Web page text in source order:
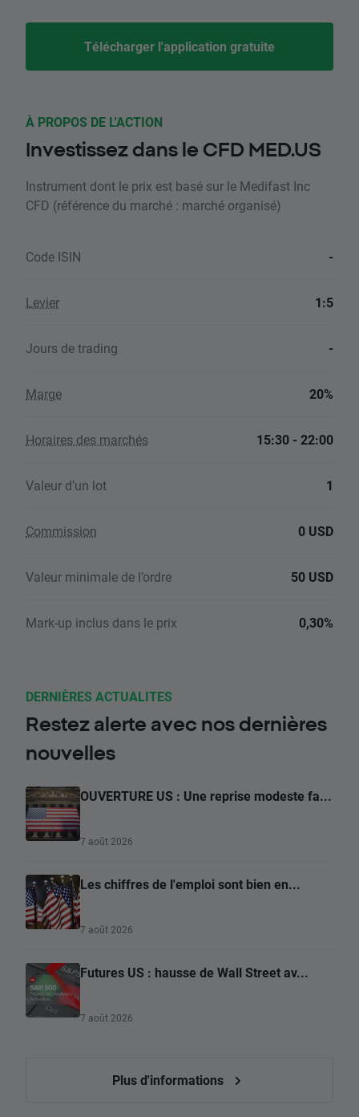
Télécharger l'application gratuite
À PROPOS DE L'ACTION
Investissez dans le CFD MED.US
Instrument dont le prix est basé sur le Medifast Inc
CFD (référence du marché : marché organisé)
Code ISIN -
Levier 1:5
Jours de trading -
Marge 20%
Horaires des marchés 15:30 - 22:00
Valeur d’un lot 1
Commission 0 USD
Valeur minimale de l’ordre 50 USD
Mark-up inclus dans le prix 0,30%
DERNIÈRES ACTUALITES
Restez alerte avec nos dernières
nouvelles
OUVERTURE US : Une reprise modeste fa...
7 août 2026
Les chiffres de l'emploi sont bien en...
7 août 2026
Futures US : hausse de Wall Street av...
7 août 2026
Plus d'informations